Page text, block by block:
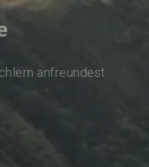
anfreundest